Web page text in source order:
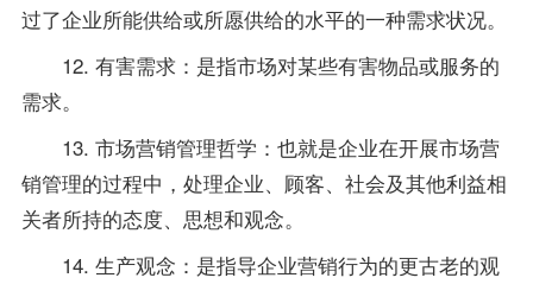
过了企业所能供给或所愿供给的水平的一种需求状况。
12. 有害需求：是指市场对某些有害物品或服务的
需求。
13. 市场营销管理哲学：也就是企业在开展市场营
销管理的过程中，处理企业、顾客、社会及其他利益相
关者所持的态度、思想和观念。
14. 生产观念：是指导企业营销行为的更古老的观